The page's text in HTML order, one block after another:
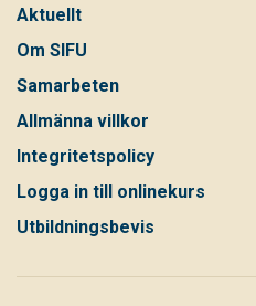
Aktuellt
Om SIFU
Samarbeten
Allmänna villkor
Integritetspolicy
Logga in till onlinekurs
Utbildningsbevis